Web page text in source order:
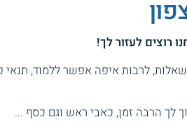
רוצים לעזור לך!
לרבות איפה אפשר ללמוד, תנאי
לך הרבה זמן, כאבי ראש וגם כסף ...